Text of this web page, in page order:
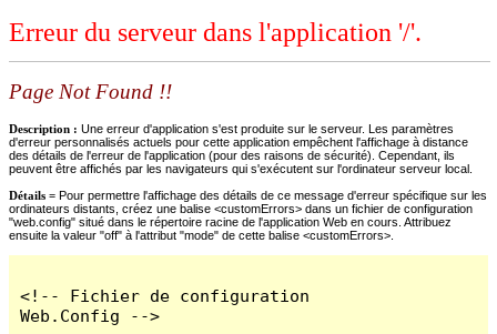
Erreur du serveur dans l'application '/'.
Page Not Found !!
Description : Une erreur d'application s'est produite sur le serveur. Les paramètres
d'erreur personnalisés actuels pour cette application empêchent l'affichage à distance
des détails de l'erreur de l'application (pour des raisons de sécurité). Cependant, ils
peuvent être affichés par les navigateurs qui s'exécutent sur l'ordinateur serveur local.
Détails = Pour permettre l'affichage des détails de ce message d'erreur spécifique sur les
ordinateurs distants, créez une balise <customErrors> dans un fichier de configuration
"web.config" situé dans le répertoire racine de l'application Web en cours. Attribuez
ensuite la valeur "off" à l'attribut "mode" de cette balise <customErrors>.
<!-- Fichier de configuration
Web.Config -->